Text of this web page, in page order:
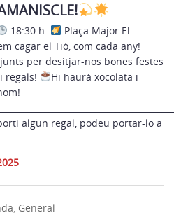
18:30 h.
Plaça Major El
cagar el Tió, com cada any!
per desitjar-nos bones festes
regals!
Hi haurà xocolata i
algun regal, podeu portar-lo a
, General